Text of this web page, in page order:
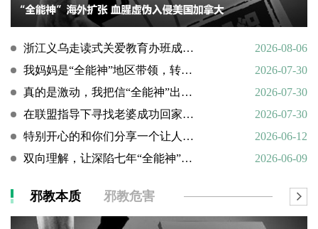
浙江义乌走读式关爱教育办班成功转化9名“全能神”“全范围教会”等邪教人员
2026-08-06
我妈妈是“全能神”地区带领，转化情况好转
2026-07-30
真的是激动，我把信“全能神”出走的老婆找了回来
2026-07-30
在联盟指导下寻找老婆成功回家回顾
2026-07-30
特别开心的和你们分享一个让人欣慰的好消息
2026-06-12
双向理解，让深陷七年“全能神”的母亲彻底醒悟
2026-06-09
邪教本质 邪教危害